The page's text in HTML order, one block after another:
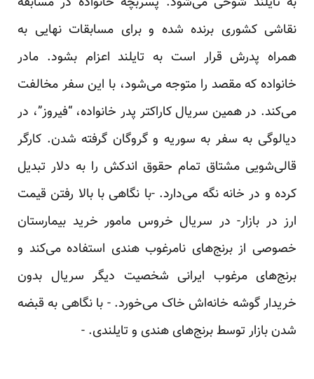
نقاشی کشوری برنده شده و برای مسابقات نهایی به
همراه پدرش قرار است به تایلند اعزام بشود. مادر
خانواده که مقصد را متوجه می‌شود، با این سفر مخالفت
می‌کند. در همین سریال کاراکتر پدر خانواده، “فیروز”، در
دیالوگی به سفر به سوریه و گروگان‌ گرفته شدن. کارگر
قالی‌شویی مشتاق تمام حقوق اندکش را به دلار تبدیل
کرده و در خانه نگه می‌دارد. -با نگاهی با بالا رفتن قیمت
ارز در بازار- در سریال خروس مامور خرید بیمارستان
خصوصی از برنج‌های نامرغوب هندی استفاده می‌کند و
برنج‌های مرغوب ایرانی شخصیت دیگر سریال بدون
خریدار گوشه خانه‌اش خاک می‌خورد. - با نگاهی به قبضه
شدن بازار توسط برنج‌های هندی و تایلندی. -